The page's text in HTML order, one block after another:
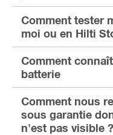
Comment tester
moi ou en Hilti
Comment
batterie
Comment nous
sous garantie
n'est pas visible ?